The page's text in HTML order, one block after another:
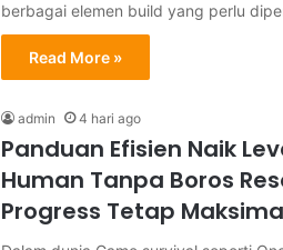
berbagai elemen build yang perlu
Read More »
admin 4 hari ago
Panduan Efisien Naik
Human Tanpa Boros
Progress Tetap